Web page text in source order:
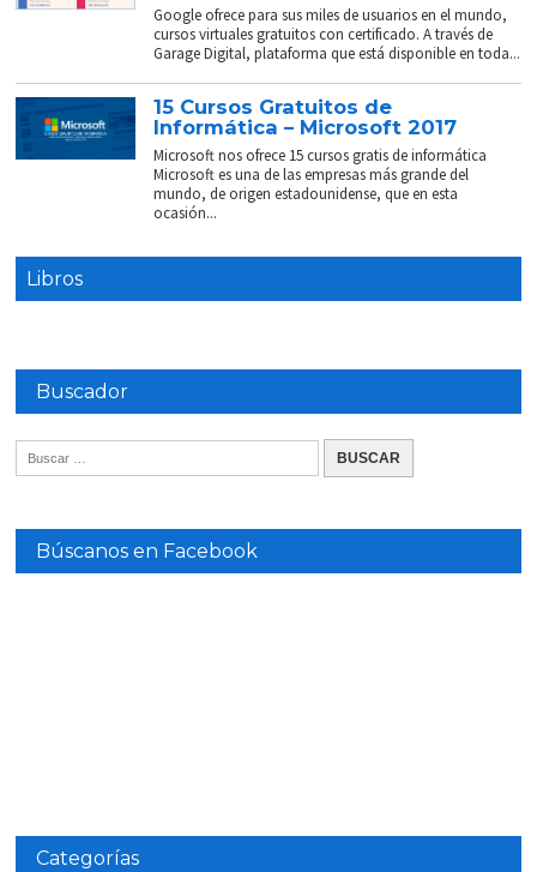
Google ofrece para sus miles de usuarios en el mundo,
cursos virtuales gratuitos con certificado. A través de
Garage Digital, plataforma que está disponible en toda...
15 Cursos Gratuitos de
Informática – Microsoft 2017
Microsoft nos ofrece 15 cursos gratis de informática
Microsoft es una de las empresas más grande del
mundo, de origen estadounidense, que en esta
ocasión...
Libros
Buscador
Búscanos en Facebook
Categorías